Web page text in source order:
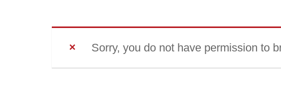
Sorry, you do not have permission to